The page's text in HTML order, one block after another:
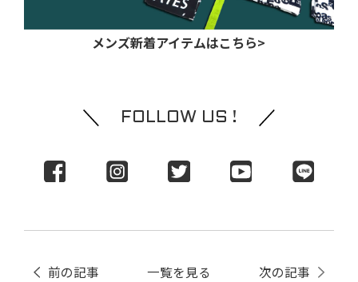
メンズ新着アイテムはこちら>
FOLLOW US !
前の記事 一覧を見る 次の記事